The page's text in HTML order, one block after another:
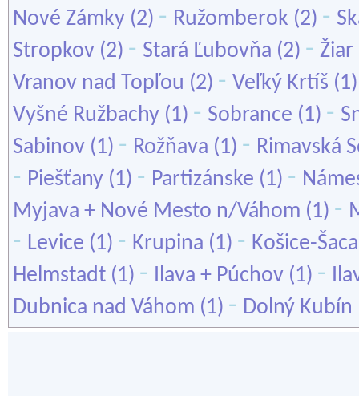
Nové Zámky (2) - Ružomberok (2) -
Stropkov (2) - Stará Ľubovňa (2) -
Vranov nad Topľou (2) - Veľký Krtíš
Vyšné Ružbachy (1) - Sobrance (1) -
Sabinov (1) - Rožňava (1) - Rimavská
- Piešťany (1) - Partizánske (1) -
Myjava + Nové Mesto n/Váhom (1) -
- Levice (1) - Krupina (1) - Košice-Šaca
Helmstadt (1) - Ilava + Púchov (1) -
Dubnica nad Váhom (1) - Dolný Kubín